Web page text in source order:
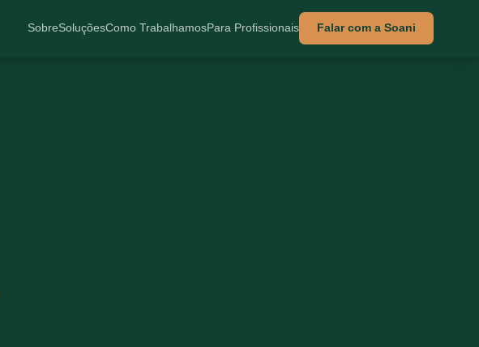
SobreSoluçõesComo TrabalhamosPara Profissionais Falar com a Soani